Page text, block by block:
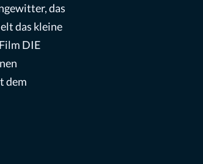
das
das kleine
DIE
dem